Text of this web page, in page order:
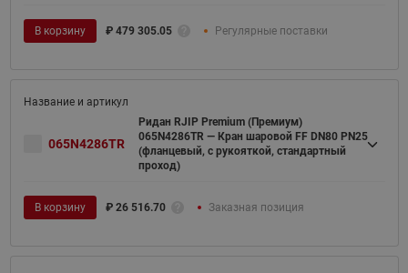
В корзину ₽ 479 305.05 Регулярные поставки
065N4286TR
Ридан RJIP Premium (Премиум)
065N4286TR — Кран шаровой FF DN80 PN25
(фланцевый, с рукояткой, стандартный
проход)
В корзину ₽ 26 516.70 Заказная позиция